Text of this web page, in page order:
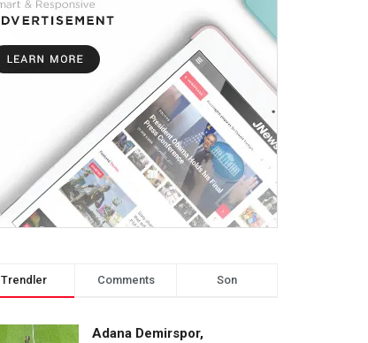
Trendler Comments Son
Adana Demirspor,